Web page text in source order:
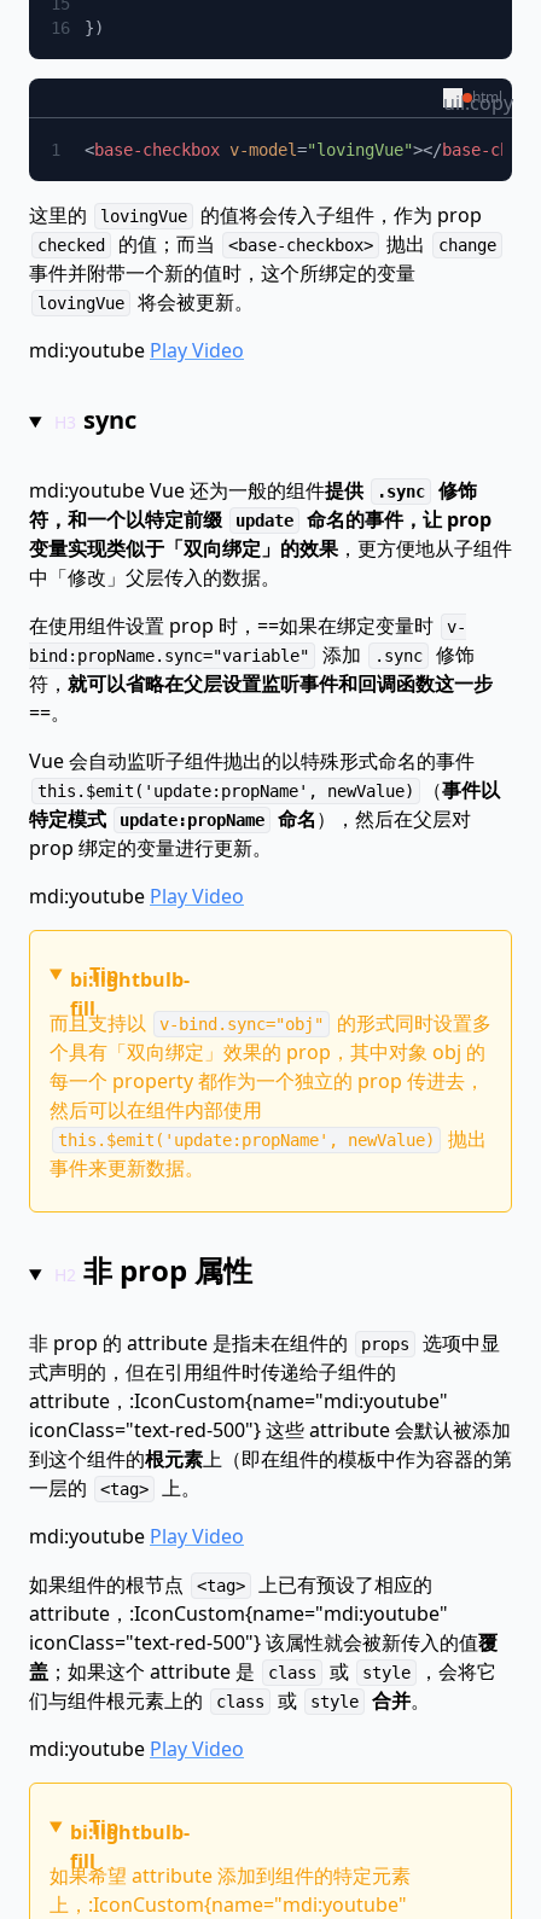
uil:copy
html
<base-checkbox v-model="lovingVue"></base-
这里的 lovingVue 的值将会传入子组件，作为 prop
checked 的值；而当 <base-checkbox> 抛出 change
事件并附带一个新的值时，这个所绑定的变量
lovingVue
将会被更新。
mdi:youtube Play Video
sync
mdi:youtubeVue 还为一般的组件提供 .sync
修饰
符，和一个以特定前缀
update
命名的事件，让 prop
变量实现类似于「双向绑定」的效果，更方便地从子组件
中「修改」父层传入的数据。
在使用组件设置 prop 时，==如果在绑定变量时
v-
bind:propName.sync="variable"
添加 .sync
修饰
符， 就可以省略在父层设置监听事件和回调函数这一步
==。
Vue 会自动监听子组件抛出的以特殊形式命名的事件
this.$emit('update:propName', newValue) （事件以
特定模式
update:propName 命名），然后在父层对
prop 绑定的变量进行更新。
mdi:youtube Play Video
bi:lightbulb-
fill
Tip
而且支持以
v-bind.sync="obj"
的形式同时设置多
个具有「双向绑定」效果的 prop，其中对象 obj 的
每一个 property 都作为一个独立的 prop 传进去，
然后可以在组件内部使用
this.$emit('update:propName', newValue)
抛出
事件来更新数据。
非 prop 属性
非 prop 的 attribute 是指未在组件的 props
选项中显
式声明的，但在引用组件时传递给子组件的
attribute，:IconCustom{name="mdi:youtube"
iconClass="text-red-500"} 这些 attribute 会默认被添加
到这个组件的根元素上（即在组件的模板中作为容器的第
一层的
<tag>
上。
mdi:youtube Play Video
如果组件的根节点
<tag>
上已有预设了相应的
attribute，:IconCustom{name="mdi:youtube"
iconClass="text-red-500"} 该属性就会被新传入的值覆
盖 ；如果这个 attribute 是 class 或 style
，会将它
们与组件根元素上的
class 或 style 合并。
mdi:youtube Play Video
bi:lightbulb-
fill
Tip
如果希望 attribute 添加到组件的特定元素
上，:IconCustom{name="mdi:youtube"